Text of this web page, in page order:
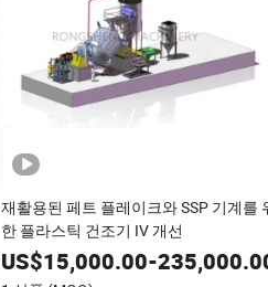
재활용된 페트 플레이크와 SSP 기계를
한 플라스틱 건조기 IV 개선
US$15,000.00-